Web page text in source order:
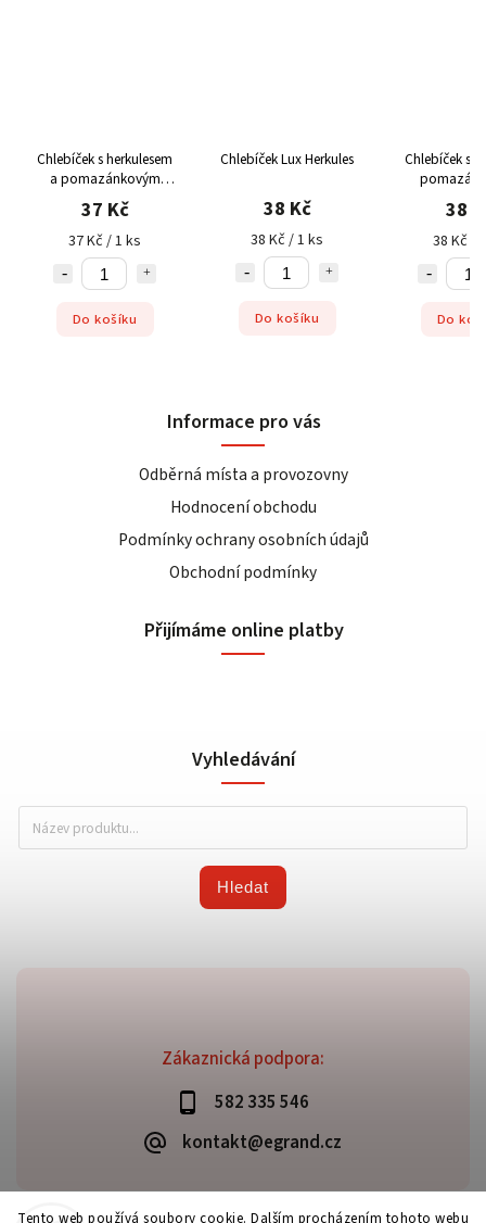
Tento web používá soubory cookie. Dalším procházením tohoto webu
Chlebíček s herkulesem
a pomazánkovým
máslem
37 Kč
37 Kč / 1 ks
Do košíku
Chlebíček Lux Herkules
38 Kč
38 Kč / 1 ks
Do košíku
Chlebíček se
38
38 Kč /
Do
Zákaznická podpora:
582 335 546
kontakt@egrand.cz
Informace pro vás
Odběrná místa a provozovny
Hodnocení obchodu
Podmínky ochrany osobních údajů
Obchodní podmínky
Přijímáme online platby
Vyhledávání
Hledat